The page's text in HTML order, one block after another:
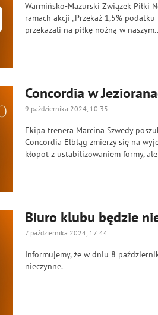
Warmińsko-Mazurski Związek Piłki
ramach akcji „Przekaż 1,5%
przekazali na piłkę nożną w
Concordia w
9 października 2024, 10:35
Ekipa trenera Marcina Szwedy
Concordia Elbląg zmierzy się na
kłopot z ustabilizowaniem formy,
Biuro klubu będzie
7 października 2024, 17:44
Informujemy, że w dniu 8
nieczynne.